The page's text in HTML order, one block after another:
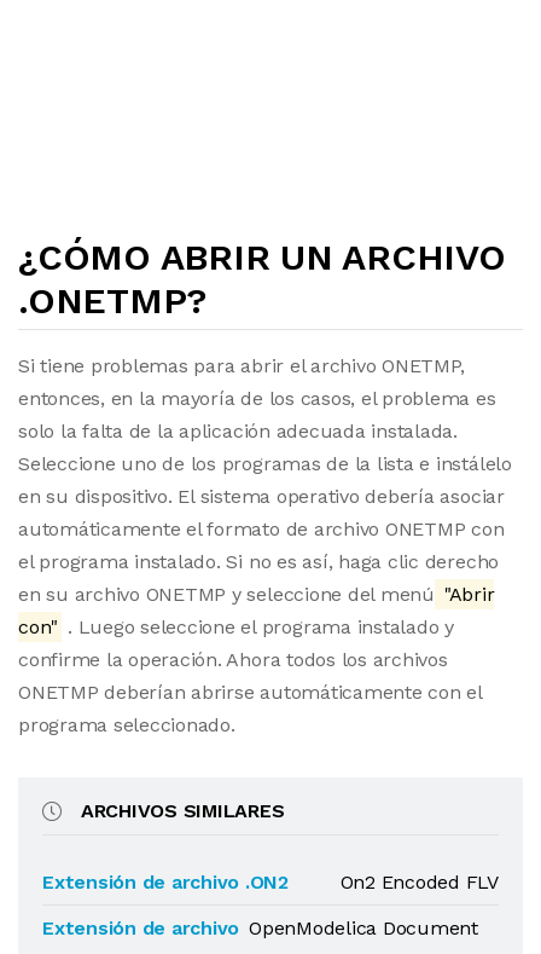
¿CÓMO ABRIR UN ARCHIVO
.ONETMP?
Si tiene problemas para abrir el archivo ONETMP,
entonces, en la mayoría de los casos, el problema es
solo la falta de la aplicación adecuada instalada.
Seleccione uno de los programas de la lista e instálelo
en su dispositivo. El sistema operativo debería asociar
automáticamente el formato de archivo ONETMP con
el programa instalado. Si no es así, haga clic derecho
en su archivo ONETMP y seleccione del menú "Abrir
con" . Luego seleccione el programa instalado y
confirme la operación. Ahora todos los archivos
ONETMP deberían abrirse automáticamente con el
programa seleccionado.
ARCHIVOS SIMILARES
Extensión de archivo .ON2
On2 Encoded FLV
Extensión de archivo OpenModelica Document